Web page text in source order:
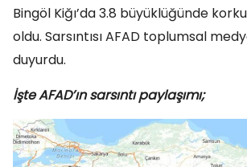
Bingöl Kiğı’da 3.8 büyüklüğünde
oldu. Sarsıntısı AFAD toplumsal
duyurdu.
İşte AFAD’ın sarsıntı paylaşımı;